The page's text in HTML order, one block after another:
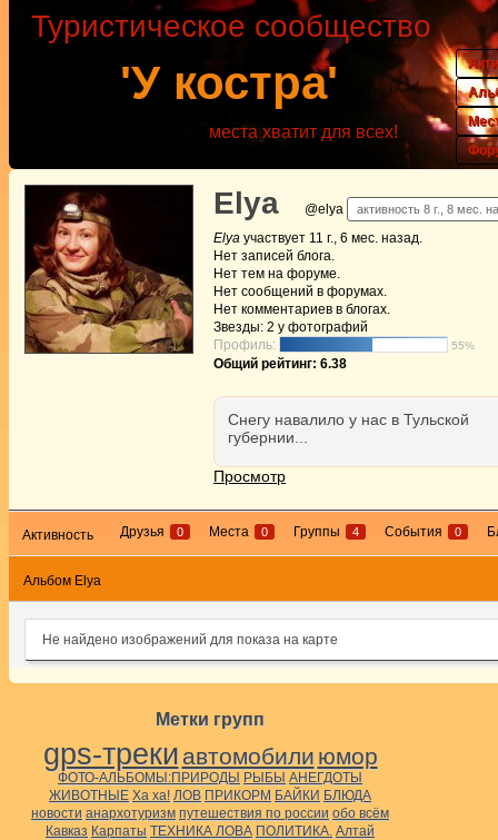
'У костра'
Туристическое сообщество
места хватит для всех!
Elya @elya активность 8 г., 8 мес.
Elya участвует 11 г., 6 мес. назад.
Нет записей блога.
Нет тем на форуме.
Нет сообщений в форумах.
Нет комментариев в блогах.
Звезды: 2 у фотографий
Профиль:
55%
Общий рейтинг: 6.38
Снегу навалило у нас в Тульской
губернии...
Просмотр
Активность Друзья 0 Места 0 Группы 4 События 0
Альбом Elya
Не найдено изображений для показа на карте
Метки групп
gps-треки автомобилиюмор
ФОТО-АЛЬБОМЫ:ПРИРОДЫ РЫБЫ АНЕГДОТЫ
ЖИВОТНЫЕ Ха ха! ЛОВ ПРИКОРМ БАЙКИ БЛЮДА
новости анархотуризм путешествия по россии обо всём
Кавказ Карпаты ТЕХНИКА ЛОВА ПОЛИТИКА. Алтай